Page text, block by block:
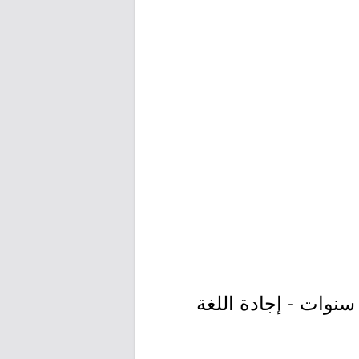
هندسة صناعية - إدارة الجودة - إدارة اعمال. خبرة مهنية: 4 سنوات - إجادة اللغة